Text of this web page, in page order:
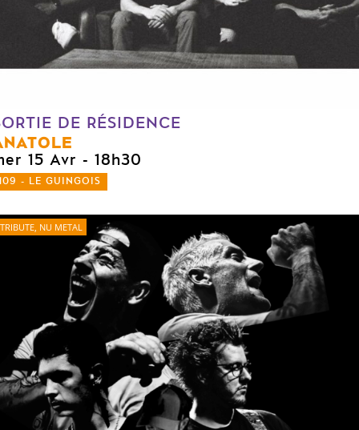
DE RÉSIDENCE
15 Avr - 18h30
- LE GUINGOIS
TRIBUTE, NU METAL